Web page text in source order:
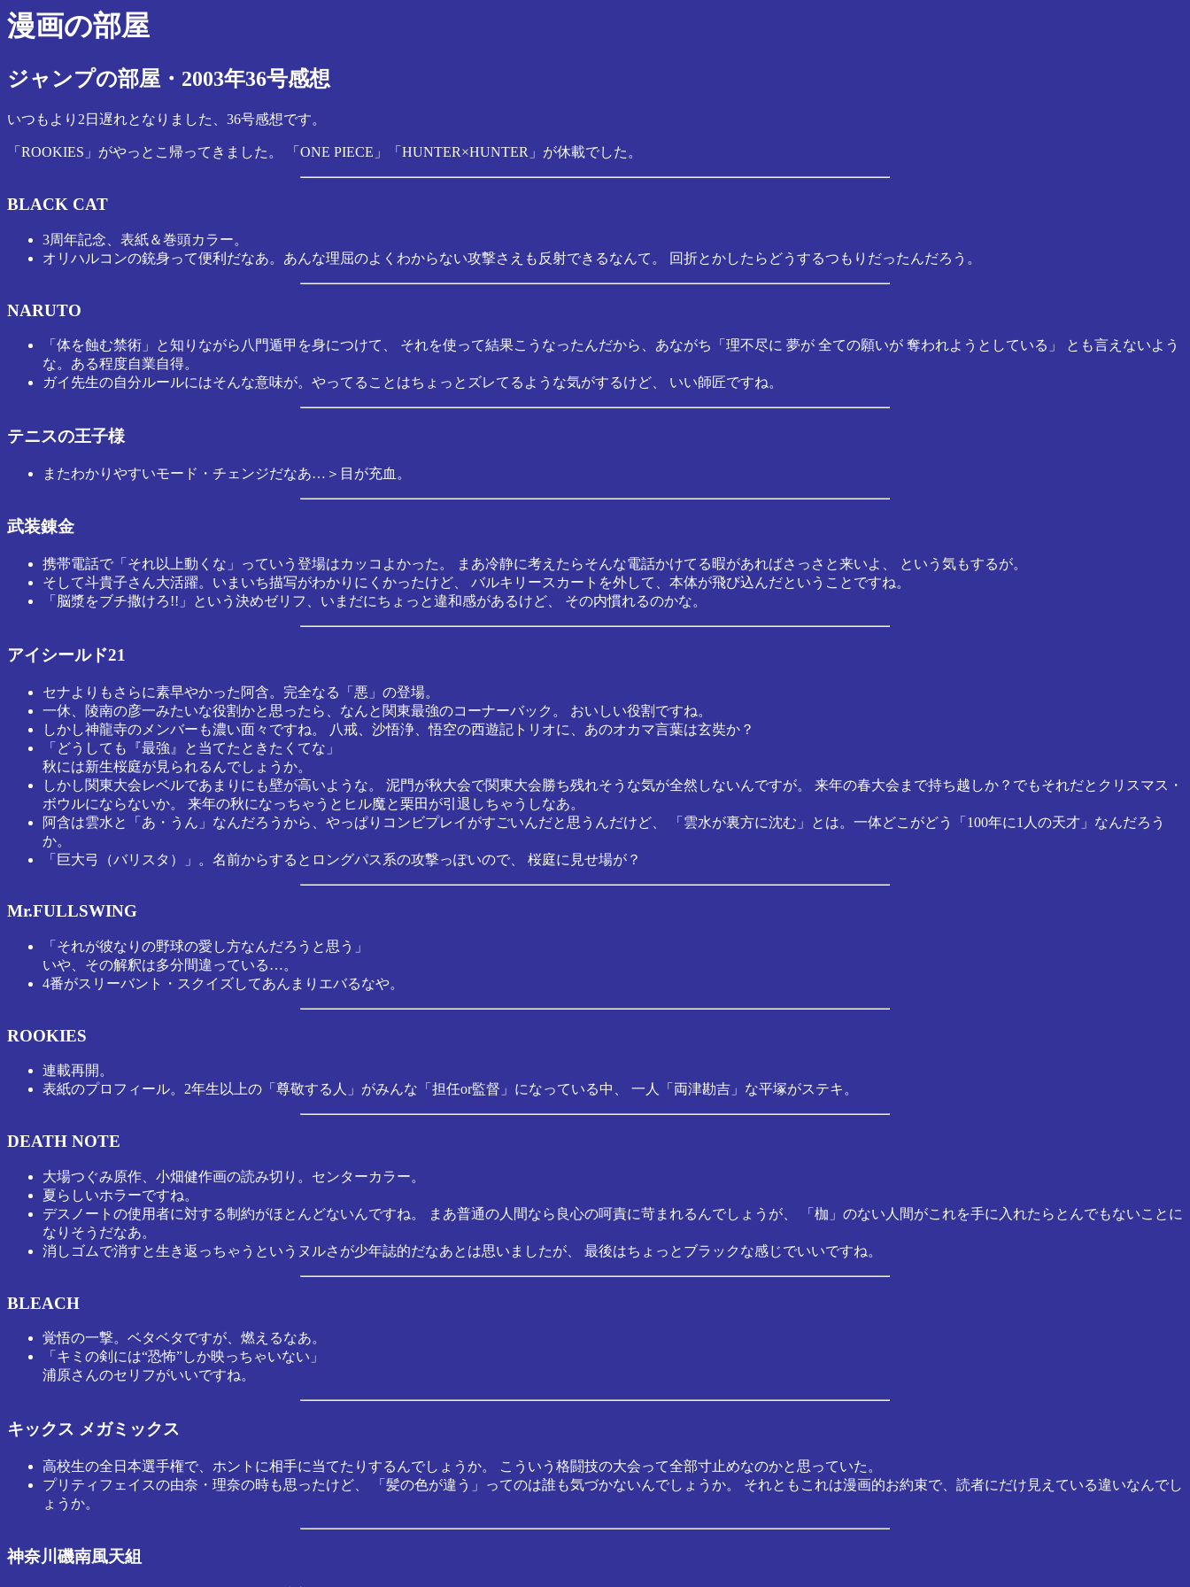
漫画の部屋
ジャンプの部屋・2003年36号感想
いつもより2日遅れとなりました、36号感想です。
「ROOKIES」がやっとこ帰ってきました。 「ONE PIECE」「HUNTER×HUNTER」が休載でした。
BLACK CAT
3周年記念、表紙＆巻頭カラー。
オリハルコンの銃身って便利だなあ。あんな理屈のよくわからない攻撃さえも反射できるなんて。 回折とかしたらどうするつもりだったんだろう。
NARUTO
「体を蝕む禁術」と知りながら八門遁甲を身につけて、 それを使って結果こうなったんだから、あながち「理不尽に 夢が 全ての願いが 奪われようとしている」 とも言えないよう
な。ある程度自業自得。
ガイ先生の自分ルールにはそんな意味が。やってることはちょっとズレてるような気がするけど、 いい師匠ですね。
テニスの王子様
またわかりやすいモード・チェンジだなあ…＞目が充血。
武装錬金
携帯電話で「それ以上動くな」っていう登場はカッコよかった。 まあ冷静に考えたらそんな電話かけてる暇があればさっさと来いよ、 という気もするが。
そして斗貴子さん大活躍。いまいち描写がわかりにくかったけど、 バルキリースカートを外して、本体が飛び込んだということですね。
「脳漿をブチ撒けろ!!」という決めゼリフ、いまだにちょっと違和感があるけど、 その内慣れるのかな。
アイシールド21
セナよりもさらに素早やかった阿含。完全なる「悪」の登場。
一休、陵南の彦一みたいな役割かと思ったら、なんと関東最強のコーナーバック。 おいしい役割ですね。
しかし神龍寺のメンバーも濃い面々ですね。 八戒、沙悟浄、悟空の西遊記トリオに、あのオカマ言葉は玄奘か？
「どうしても『最強』と当てたときたくてな」
秋には新生桜庭が見られるんでしょうか。
しかし関東大会レベルであまりにも壁が高いような。 泥門が秋大会で関東大会勝ち残れそうな気が全然しないんですが。 来年の春大会まで持ち越しか？でもそれだとクリスマス・
ボウルにならないか。 来年の秋になっちゃうとヒル魔と栗田が引退しちゃうしなあ。
阿含は雲水と「あ・うん」なんだろうから、やっぱりコンビプレイがすごいんだと思うんだけど、 「雲水が裏方に沈む」とは。一体どこがどう「100年に1人の天才」なんだろう
か。
「巨大弓（バリスタ）」。名前からするとロングパス系の攻撃っぽいので、 桜庭に見せ場が？
Mr.FULLSWING
「それが彼なりの野球の愛し方なんだろうと思う」
いや、その解釈は多分間違っている…。
4番がスリーバント・スクイズしてあんまりエバるなや。
ROOKIES
連載再開。
表紙のプロフィール。2年生以上の「尊敬する人」がみんな「担任or監督」になっている中、 一人「両津勘吉」な平塚がステキ。
DEATH NOTE
大場つぐみ原作、小畑健作画の読み切り。センターカラー。
夏らしいホラーですね。
デスノートの使用者に対する制約がほとんどないんですね。 まあ普通の人間なら良心の呵責に苛まれるんでしょうが、 「枷」のない人間がこれを手に入れたらとんでもないことに
なりそうだなあ。
消しゴムで消すと生き返っちゃうというヌルさが少年誌的だなあとは思いましたが、 最後はちょっとブラックな感じでいいですね。
BLEACH
覚悟の一撃。ベタベタですが、燃えるなあ。
「キミの剣には“恐怖”しか映っちゃいない」
浦原さんのセリフがいいですね。
キックス メガミックス
高校生の全日本選手権で、ホントに相手に当てたりするんでしょうか。 こういう格闘技の大会って全部寸止めなのかと思っていた。
プリティフェイスの由奈・理奈の時も思ったけど、 「髪の色が違う」ってのは誰も気づかないんでしょうか。 それともこれは漫画的お約束で、読者にだけ見えている違いなんでし
ょうか。
神奈川磯南風天組